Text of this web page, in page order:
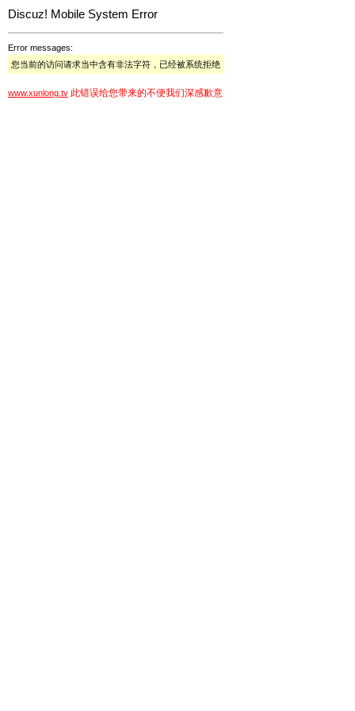
Discuz! Mobile System Error
Error messages:
您当前的访问请求当中含有非法字符，已经被系统拒绝
www.xunlong.tv 此错误给您带来的不便我们深感歉意